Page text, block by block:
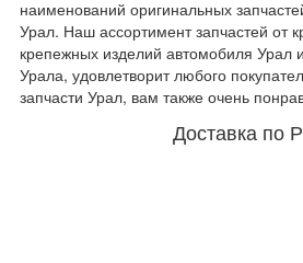
наименований оригинальных
Урал. Наш ассортимент запчастей от
крепежных изделий автомобиля Урал
Урала, удовлетворит любого
запчасти Урал, вам также очень
Доставка по